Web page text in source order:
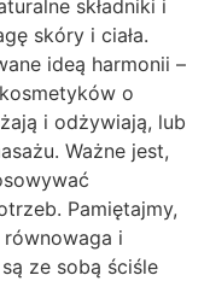
składniki i
skóry i ciała.
ideą harmonii –
o
i odżywiają, lub
Ważne jest,
Pamiętajmy,
i
ze sobą ściśle